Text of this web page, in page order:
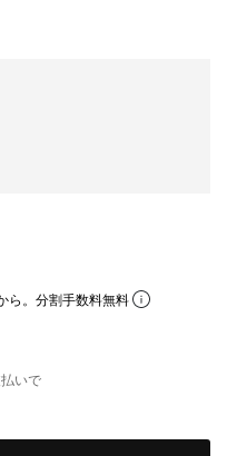
ら。分割手数料無料
いで